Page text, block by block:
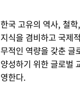
한국 고유의 역사, 철
지식을 겸비하고 국제
무적인 역량을 갖춘 글
양성하기 위한 글로벌
영한다.